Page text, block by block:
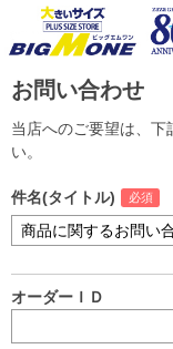
お問い合わせ
当店へのご要望は、下
い。
件名(タイトル)
オーダーＩＤ